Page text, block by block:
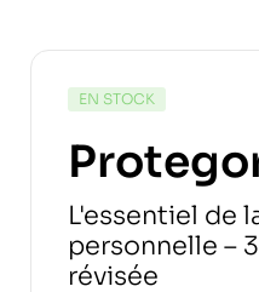
EN STOCK
L'essentiel de
personnelle –
révisée